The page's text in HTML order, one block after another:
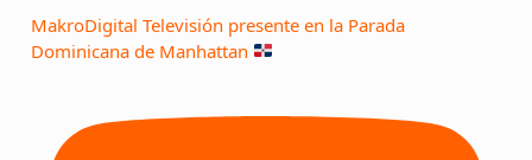
MakroDigital Televisión presente en la Parada
Dominicana de Manhattan